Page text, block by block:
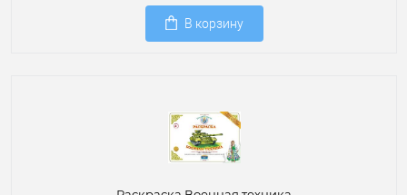
В корзину